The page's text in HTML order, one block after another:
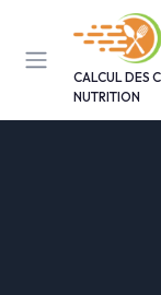
CALCUL DES
NUTRITION
Panneau de gestion